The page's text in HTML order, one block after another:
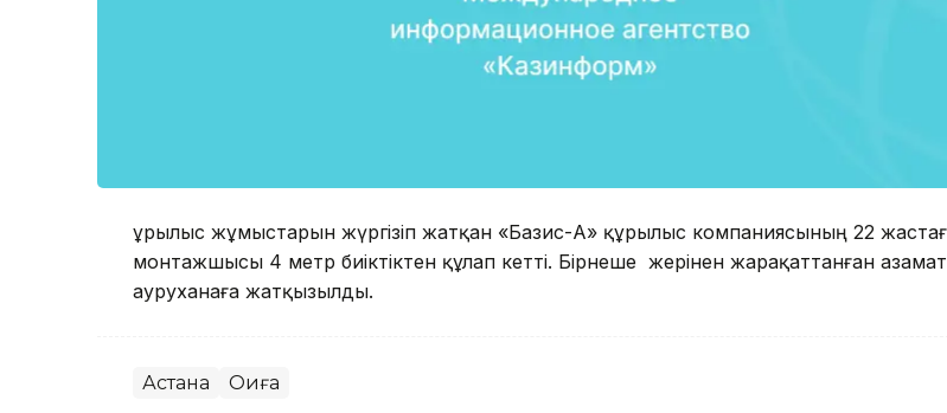
Құрылыс жұмыстарын жүргізіп жатқан «Базис-А» құрылыс компаниясының 22
монтажшысы 4 метр биіктіктен құлап кетті. Бірнеше жерінен жарақаттанған азамат
ауруханаға жатқызылды.
Астана Оқиға